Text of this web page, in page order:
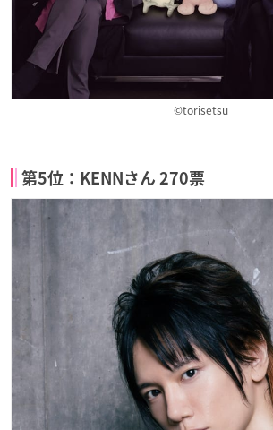
©torisetsu
第5位：KENNさん 270票